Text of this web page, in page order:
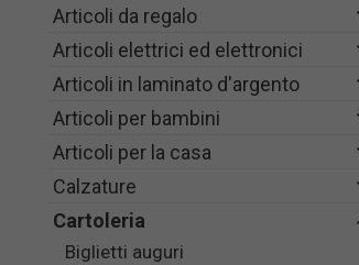
Articoli da regalo
Articoli elettrici ed elettronici
Articoli in laminato d'argento
Articoli per bambini
Articoli per la casa
Calzature
Cartoleria
Biglietti auguri